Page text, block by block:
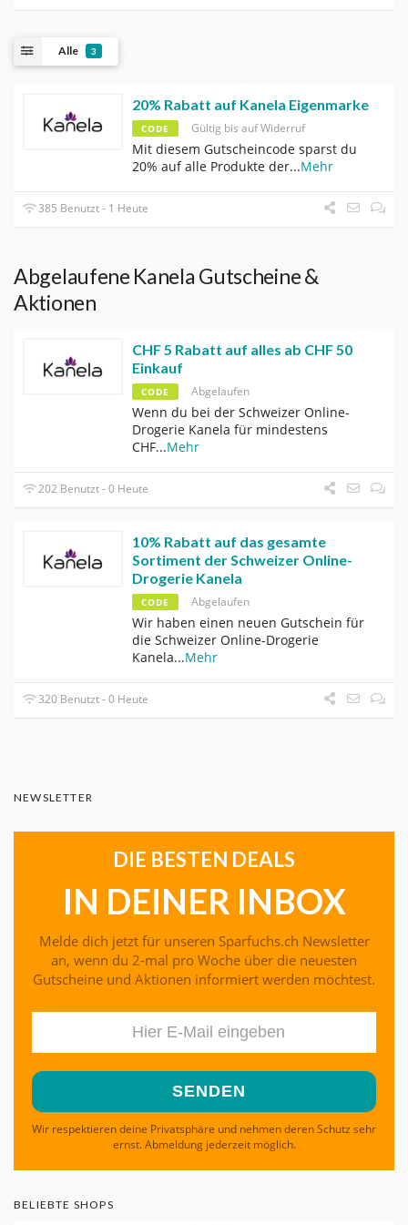
Alle 3
20% Rabatt auf Kanela Eigenmarke
CODE Gültig bis auf Widerruf
Mit diesem Gutscheincode sparst du
20% auf alle Produkte der...Mehr
385 Benutzt - 1 Heute
Abgelaufene Kanela Gutscheine &
Aktionen
CHF 5 Rabatt auf alles ab CHF 50
Einkauf
CODE Abgelaufen
Wenn du bei der Schweizer Online-
Drogerie Kanela für mindestens
CHF...Mehr
202 Benutzt - 0 Heute
10% Rabatt auf das gesamte
Sortiment der Schweizer Online-
Drogerie Kanela
CODE Abgelaufen
Wir haben einen neuen Gutschein für
die Schweizer Online-Drogerie
Kanela...Mehr
320 Benutzt - 0 Heute
NEWSLETTER
DIE BESTEN DEALS
IN DEINER INBOX
Melde dich jetzt für unseren Sparfuchs.ch Newsletter
an, wenn du 2-mal pro Woche über die neuesten
Gutscheine und Aktionen informiert werden möchtest.
Wir respektieren deine Privatsphäre und nehmen deren Schutz sehr
ernst. Abmeldung jederzeit möglich.
BELIEBTE SHOPS